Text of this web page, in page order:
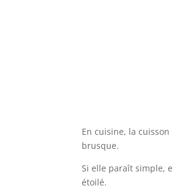
En cuisine, la
brusque.
Si elle paraît simple,
étoilé.